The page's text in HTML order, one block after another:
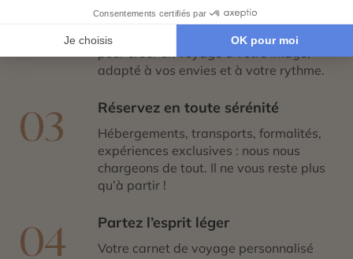
02 Co-construisez votre itinéraire
Échangez avec un conseiller-expert
pour créer un voyage à votre image,
adapté à vos envies et à votre rythme.
03 Réservez en toute sérénité
Hébergements, transports, formalités,
expériences exclusives : nous nous
chargeons de tout. Il ne vous reste plus
qu’à partir !
04 Partez l’esprit léger
Votre carnet de voyage personnalisé